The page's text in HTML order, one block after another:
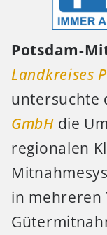
Potsdam-
Landkreises
untersuchte
GmbHdie
regionalen
in mehreren